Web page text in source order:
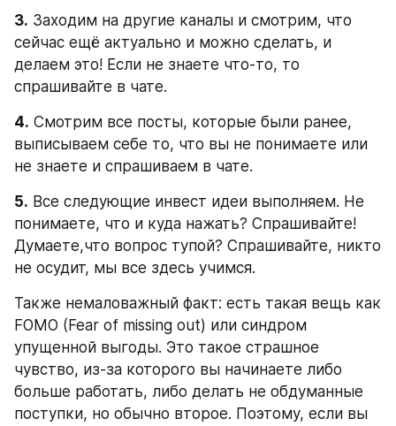
3. Заходим на другие каналы и смотрим, что
сейчас ещё актуально и можно сделать, и
делаем это! Если не знаете что-то, то
спрашивайте в чате.
4. Смотрим все посты, которые были ранее,
выписываем себе то, что вы не понимаете или
не знаете и спрашиваем в чате.
5. Все следующие инвест идеи выполняем. Не
понимаете, что и куда нажать? Спрашивайте!
Думаете,что вопрос тупой? Спрашивайте, никто
не осудит, мы все здесь учимся.
Также немаловажный факт: есть такая вещь как
FOMO (Fear of missing out) или синдром
упущенной выгоды. Это такое страшное
чувство, из-за которого вы начинаете либо
больше работать, либо делать не обдуманные
поступки, но обычно второе. Поэтому, если вы